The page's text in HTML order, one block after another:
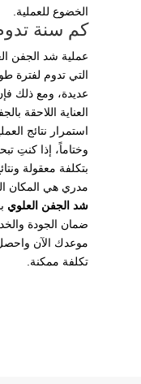
الخضوع للعملية.
كم سنة
عملية شد الجفن
التي تدوم لفترة
عديدة، ومع ذلك
العناية اللاحقة
استمرار نتائج
وختاماً، إذا كنتِ
بتكلفة معقولة
مدري هي المكان
شد الجفن العلوي
ضمان الجودة
موعدك الآن
تكلفة ممكنة.